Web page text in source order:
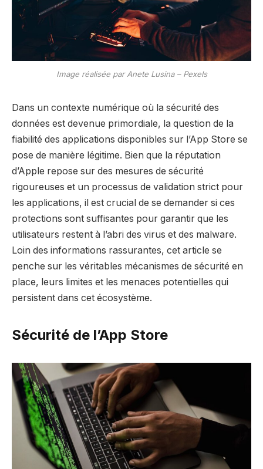
Image réalisée par Anete Lusina – Pexels
Dans un contexte numérique où la sécurité des
données est devenue primordiale, la question de la
fiabilité des applications disponibles sur l’App Store se
pose de manière légitime. Bien que la réputation
d’Apple repose sur des mesures de sécurité
rigoureuses et un processus de validation strict pour
les applications, il est crucial de se demander si ces
protections sont suffisantes pour garantir que les
utilisateurs restent à l’abri des virus et des malware.
Loin des informations rassurantes, cet article se
penche sur les véritables mécanismes de sécurité en
place, leurs limites et les menaces potentielles qui
persistent dans cet écosystème.
Sécurité de l’App Store